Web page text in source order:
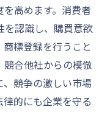
高めます。消費者
を認識し、購買意欲
標登録を行うこと
合他社からの模倣
競争の激しい市場
的にも企業を守る